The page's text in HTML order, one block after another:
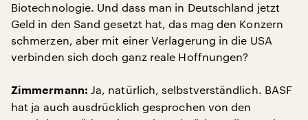
Biotechnologie. Und dass man in Deutschland jetzt
Geld in den Sand gesetzt hat, das mag den Konzern
schmerzen, aber mit einer Verlagerung in die USA
verbinden sich doch ganz reale Hoffnungen?
Zimmermann: Ja, natürlich, selbstverständlich. BASF
hat ja auch ausdrücklich gesprochen von den